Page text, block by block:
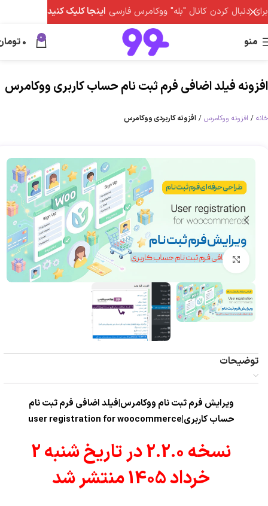
منو 0
0
افزونه فیلد اضافی فرم ثبت نام حساب کاربری ووکامرس
خانه افزونه ووکامرس افزونه کاربردی ووکامرس
برای بزرگنمایی کلیک کنید
توضیحات
ویرایش فرم ثبت نام ووکامرس|فیلد اضافی فرم ثبت نام
حساب کاربری|user registration for woocommerce
نسخه 2.2.0 در تاریخ شنبه 2
خرداد 1405 منتشر شد
برای دنبال کردن کانال "بله" ووکامرس فارسی اینجا کلیک کنید